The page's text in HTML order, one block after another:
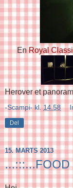
EnRoyal
Herover et
-Scampi- kl.14.58
Del
15. MARTS 2013